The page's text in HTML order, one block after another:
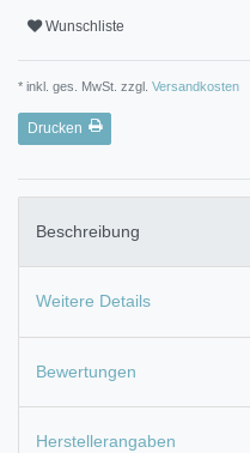
Wunschliste
* inkl. ges. MwSt. zzgl. Versandkosten
Drucken
Beschreibung
Weitere Details
Bewertungen
Herstellerangaben